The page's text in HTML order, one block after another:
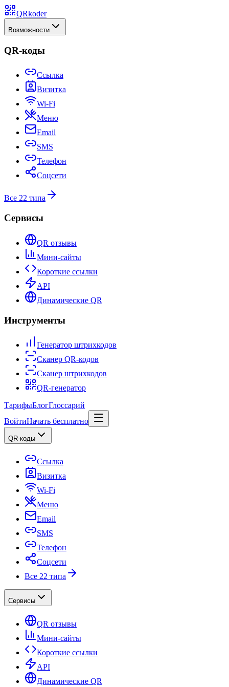
QRkoder
Возможности
QR-коды
Ссылка
Визитка
Wi-Fi
Меню
Email
SMS
Телефон
Соцсети
Все 22 типа
Сервисы
QR отзывы
Мини-сайты
Короткие ссылки
API
Динамические QR
Инструменты
Генератор штрихкодов
Сканер QR-кодов
Сканер штрихкодов
QR-генератор
ТарифыБлогГлоссарий
ВойтиНачать бесплатно
QR-коды
Ссылка
Визитка
Wi-Fi
Меню
Email
SMS
Телефон
Соцсети
Все 22 типа
Сервисы
QR отзывы
Мини-сайты
Короткие ссылки
API
Динамические QR